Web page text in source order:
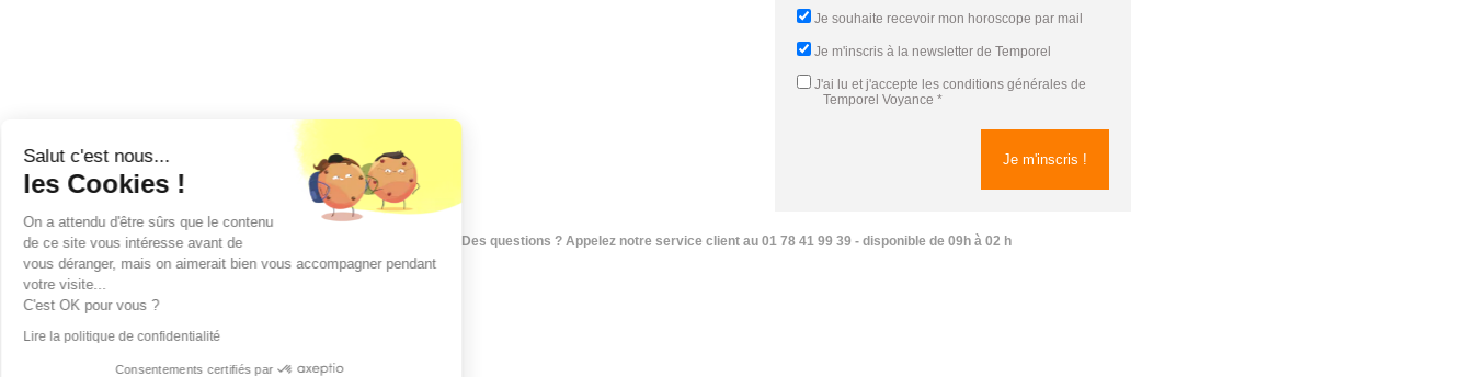
Je souhaite recevoir mon horoscope par mail
Je m'inscris à la newsletter de Temporel
J'ai lu et j'accepte les conditions générales de
Temporel Voyance *
Des questions ? Appelez notre service client au 01 78 41 99 39 - disponible de 09h à 02 h
Salut c'est nous...
les Cookies !
On a attendu d'être sûrs que le contenu
de ce site vous intéresse avant de
vous déranger, mais on aimerait bien vous accompagner pendant
votre visite...
C'est OK pour vous ?
Lire la politique de confidentialité
Consentements certifiés par